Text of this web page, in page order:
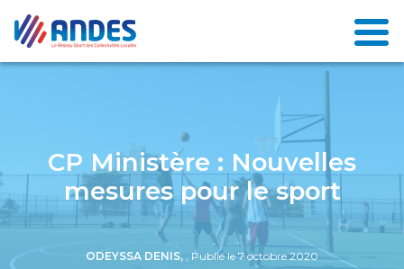
CP Ministère : Nouvelles
mesures pour le sport
ODEYSSA DENIS, , Publié le 7 octobre 2020